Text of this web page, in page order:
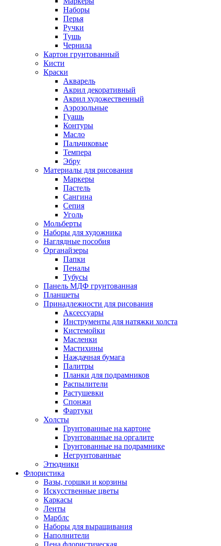
Наборы
Перья
Ручки
Тушь
Чернила
Картон грунтованный
Кисти
Краски
Акварель
Акрил декоративный
Акрил художественный
Аэрозольные
Гуашь
Контуры
Масло
Пальчиковые
Темпера
Эбру
Материалы для рисования
Маркеры
Пастель
Сангина
Сепия
Уголь
Мольберты
Наборы для художника
Наглядные пособия
Органайзеры
Папки
Пеналы
Тубусы
Панель МДФ грунтованная
Планшеты
Принадлежности для рисования
Аксессуары
Инструменты для натяжки холста
Кистемойки
Масленки
Мастихины
Наждачная бумага
Палитры
Планки для подрамников
Распылители
Растушевки
Спонжи
Фартуки
Холсты
Грунтованные на картоне
Грунтованные на оргалите
Грунтованные на подрамнике
Негрунтованные
Этюдники
Флористика
Вазы, горшки и корзины
Искусственные цветы
Каркасы
Ленты
Марблс
Наборы для выращивания
Наполнители
Пена флористическая